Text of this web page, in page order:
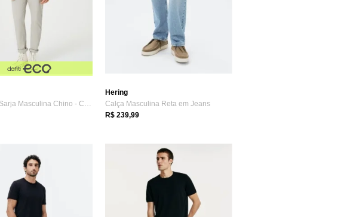
Calça Em Sarja Masculina Chino - Cinza
Hering
Calça Masculina Reta em Jeans
R$ 239,99